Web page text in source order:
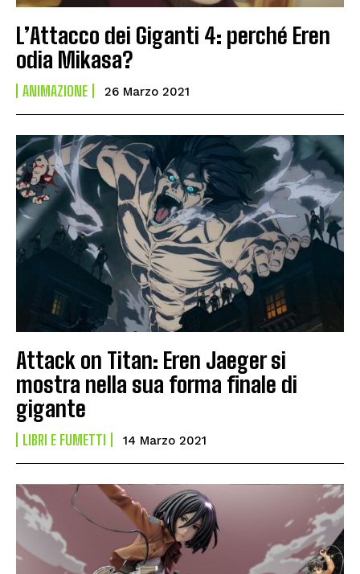
L’Attacco dei Giganti 4: perché Eren
odia Mikasa?
ANIMAZIONE 26 Marzo 2021
Attack on Titan: Eren Jaeger si
mostra nella sua forma finale di
gigante
LIBRI E FUMETTI 14 Marzo 2021